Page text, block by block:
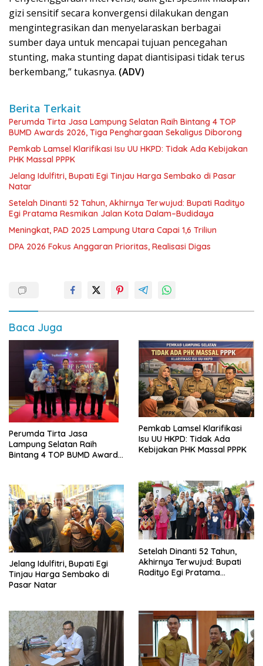
gizi sensitif secara konvergensi dilakukan dengan
mengintegrasikan dan menyelaraskan berbagai
sumber daya untuk mencapai tujuan pencegahan
stunting, maka stunting dapat diantisipasi tidak terus
berkembang,” tukasnya. (ADV)
Berita Terkait
Perumda Tirta Jasa Lampung Selatan Raih Bintang 4 TOP
BUMD Awards 2026, Tiga Penghargaan Sekaligus Diborong
Pemkab Lamsel Klarifikasi Isu UU HKPD: Tidak Ada Kebijakan
PHK Massal PPPK
Jelang Idulfitri, Bupati Egi Tinjau Harga Sembako di Pasar
Natar
Setelah Dinanti 52 Tahun, Akhirnya Terwujud: Bupati Radityo
Egi Pratama Resmikan Jalan Kota Dalam–Budidaya
Meningkat, PAD 2025 Lampung Utara Capai 1,6 Triliun
DPA 2026 Fokus Anggaran Prioritas, Realisasi Digas
Baca Juga
Perumda Tirta Jasa
Lampung Selatan Raih
Bintang 4 TOP BUMD Awards
Pemkab Lamsel Klarifikasi
Isu UU HKPD: Tidak Ada
Kebijakan PHK Massal PPPK
Jelang Idulfitri, Bupati Egi
Tinjau Harga Sembako di
Pasar Natar
Setelah Dinanti 52 Tahun,
Akhirnya Terwujud: Bupati
Radityo Egi Pratama